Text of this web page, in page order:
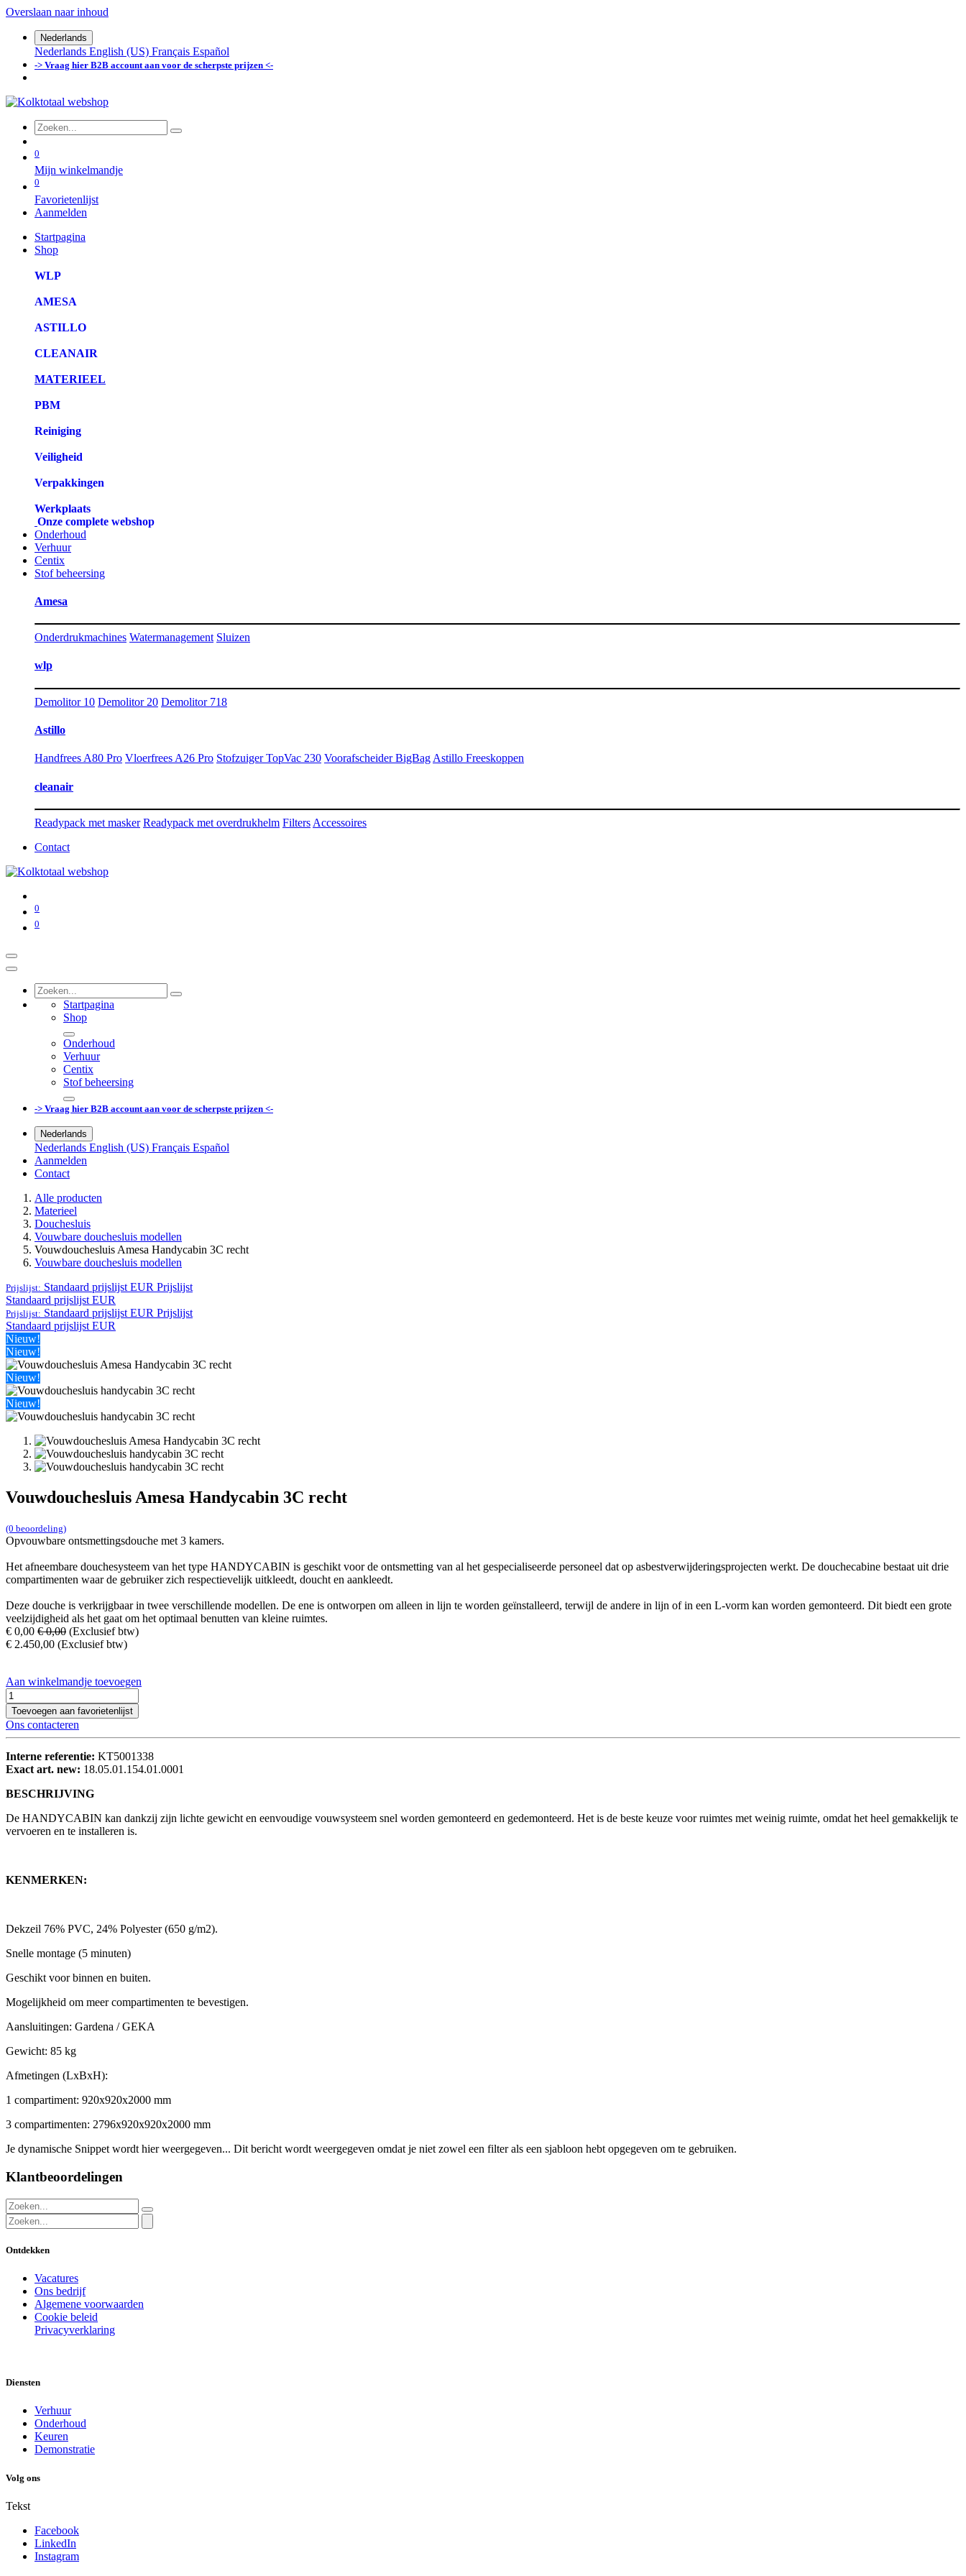
Overslaan naar inhoud
Nederlands
Nederlands English (US) Français Español
-> Vraag hier B2B account aan voor de scherpste prijzen <-
0
Mijn winkelmandje
0
Favorietenlijst
Aanmelden
Startpagina
Shop
WLP
AMESA
ASTILLO
CLEANAIR
MATERIEEL
PBM
Reiniging
Veiligheid
Verpakkingen
Werkplaats
Onze complete webshop
Onderhoud
Verhuur
Centix
Stof beheersing
Amesa
Onderdrukmachines Watermanagement Sluizen
wlp
Demolitor 10 Demolitor 20 Demolitor 718
Astillo
Handfrees A80 Pro Vloerfrees A26 Pro Stofzuiger TopVac 230 Voorafscheider BigBag Astillo Freeskoppen
cleanair
Readypack met masker Readypack met overdrukhelm Filters Accessoires
Contact
0
0
Startpagina
Shop
Onderhoud
Verhuur
Centix
Stof beheersing
-> Vraag hier B2B account aan voor de scherpste prijzen <-
Nederlands
Nederlands English (US) Français Español
Aanmelden
Contact
Alle producten
Materieel
Douchesluis
Vouwbare douchesluis modellen
Vouwdouchesluis Amesa Handycabin 3C recht
Vouwbare douchesluis modellen
Prijslijst: Standaard prijslijst EUR Prijslijst
Standaard prijslijst EUR
Prijslijst: Standaard prijslijst EUR Prijslijst
Standaard prijslijst EUR
Nieuw!
Nieuw!
Nieuw!
Nieuw!
Vouwdouchesluis Amesa Handycabin 3C recht
(0 beoordeling)
Opvouwbare ontsmettingsdouche met 3 kamers.
Het afneembare douchesysteem van het type HANDYCABIN is geschikt voor de ontsmetting van al het gespecialiseerde personeel dat op asbestverwijderingsprojecten werkt. De douchecabine bestaat uit drie
compartimenten waar de gebruiker zich respectievelijk uitkleedt, doucht en aankleedt.
Deze douche is verkrijgbaar in twee verschillende modellen. De ene is ontworpen om alleen in lijn te worden geïnstalleerd, terwijl de andere in lijn of in een L-vorm kan worden gemonteerd. Dit biedt een grote
veelzijdigheid als het gaat om het optimaal benutten van kleine ruimtes.
€ 0,00 €0,00 (Exclusief btw)
€ 2.450,00 (Exclusief btw)
Aan winkelmandje toevoegen
Toevoegen aan favorietenlijst
Ons contacteren
Interne referentie: KT5001338
Exact art. new: 18.05.01.154.01.0001
BESCHRIJVING
De HANDYCABIN kan dankzij zijn lichte gewicht en eenvoudige vouwsysteem snel worden gemonteerd en gedemonteerd. Het is de beste keuze voor ruimtes met weinig ruimte, omdat het heel gemakkelijk te
vervoeren en te installeren is.
KENMERKEN:
Dekzeil 76% PVC, 24% Polyester (650 g/m2).
Snelle montage (5 minuten)
Geschikt voor binnen en buiten.
Mogelijkheid om meer compartimenten te bevestigen.
Aansluitingen: Gardena / GEKA
Gewicht: 85 kg
Afmetingen (LxBxH):
1 compartiment: 920x920x2000 mm
3 compartimenten: 2796x920x920x2000 mm
Je dynamische Snippet wordt hier weergegeven... Dit bericht wordt weergegeven omdat je niet zowel een filter als een sjabloon hebt opgegeven om te gebruiken.
Klantbeoordelingen
Ontdekken
Vacatures
Ons bedrijf
Algemene voorwaarden
Cookie beleid
Privacyverklaring
Diensten
Verhuur
Onderhoud
Keuren
Demonstratie
Volg ons
Tekst
Facebook
LinkedIn
Instagram